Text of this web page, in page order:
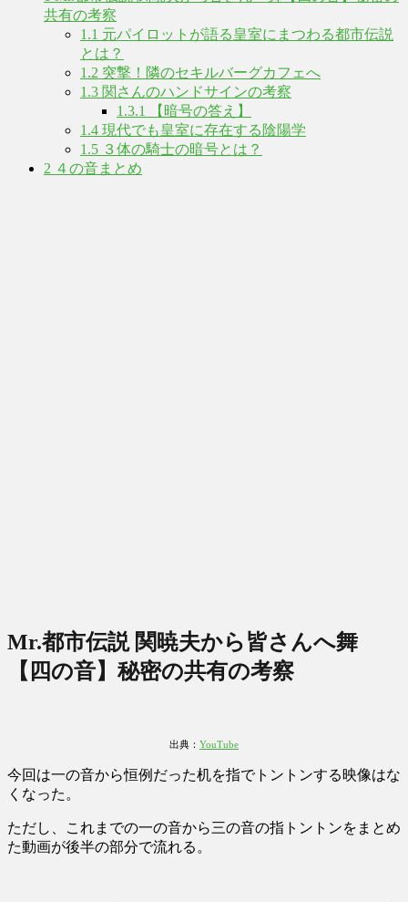
共有の考察
1.1 元パイロットが語る皇室にまつわる都市伝説
とは？
1.2 突撃！隣のセキルバーグカフェへ
1.3 関さんのハンドサインの考察
1.3.1
【暗号の答え】
1.4 現代でも皇室に存在する陰陽学
1.5 ３体の騎士の暗号とは？
2 ４の音まとめ
Mr.都市伝説 関暁夫から皆さんへ舞
【四の音】秘密の共有の考察
出典： YouTube
今回は一の音から恒例だった机を指でトントンする映像はな
くなった。
ただし、これまでの一の音から三の音の指トントンをまとめ
た動画が後半の部分で流れる。